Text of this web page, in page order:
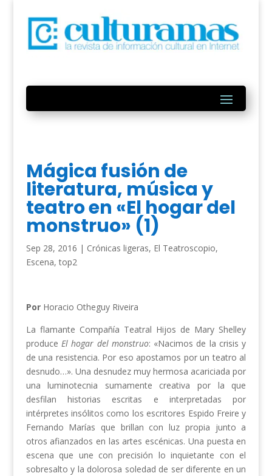
Mágica fusión de
literatura, música y
teatro en «El hogar del
monstruo» (1)
Sep 28, 2016 | Crónicas ligeras, El Teatroscopio,
Escena,top2
PorHoracio Otheguy Riveira
La flamante Compañía Teatral Hijos de Mary Shelley
produce El hogar del monstruo: «Nacimos de la crisis y
de una resistencia. Por eso apostamos por un teatro al
desnudo…». Una desnudez muy hermosa acariciada por
una luminotecnia sumamente creativa por la que
desfilan historias escritas e interpretadas por
intérpretes insólitos como los escritores Espido Freire y
Fernando Marías que brillan con luz propia junto a
otros afianzados en las artes escénicas. Una puesta en
escena que une con precisión lo inquietante con el
sobresalto y la dolorosa soledad de ser diferente en un